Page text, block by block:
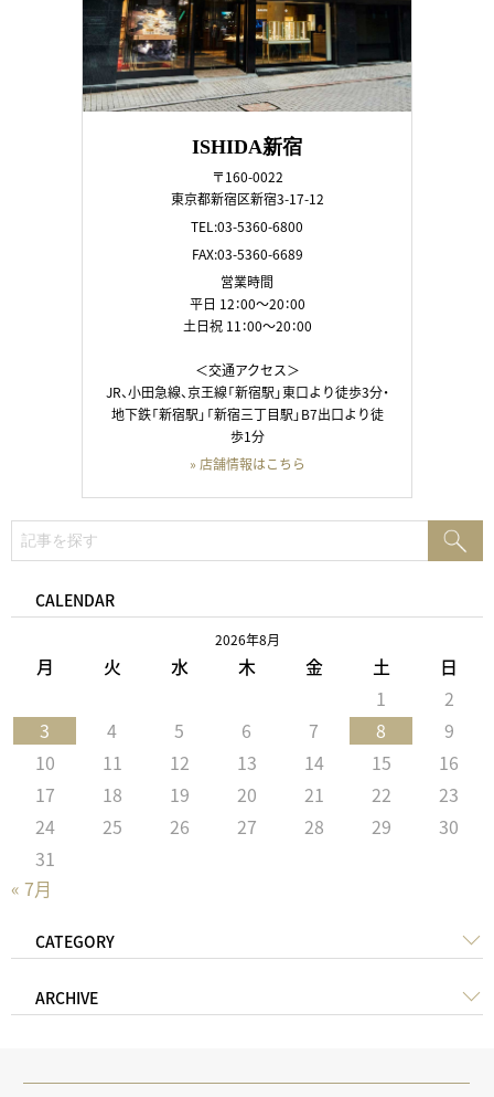
ISHIDA新宿
〒160-0022
東京都新宿区新宿3-17-12
TEL:03-5360-6800
FAX:03-5360-6689
営業時間
平日 12：00～20：00
土日祝 11：00～20：00
＜交通アクセス＞
JR、小田急線、京王線「新宿駅」東口より徒歩3分・
地下鉄「新宿駅」「新宿三丁目駅」B7出口より徒
歩1分
» 店舗情報はこちら
索:
CALENDAR
2026年8月
月 火 水 木 金 土 日
« 7月
1
2
3
4 5 6 7 8
9
10
11 12 13 14 15
16
17
18 19 20 21 22
23
24
25 26 27 28 29
30
31
CATEGORY
ARCHIVE